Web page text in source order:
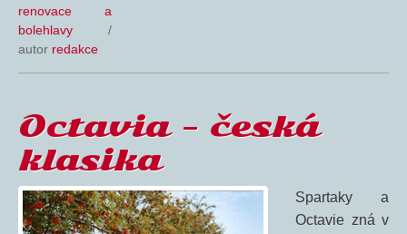
renovace a
bolehlavy /
autor redakce
Octavia – česká
klasika
Spartaky a
Octavie zná v